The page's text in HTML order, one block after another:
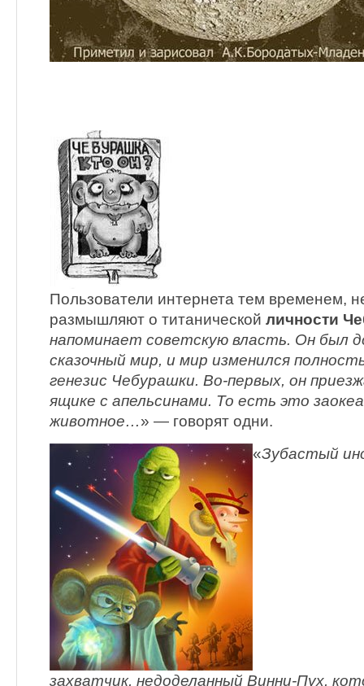
Пользователи интернета тем временем,
размышляют о титанической личности
напоминает советскую власть. Он был
сказочный мир, и мир изменился
генезис Чебурашки. Во-первых, он
ящике с апельсинами. То есть это
животное…» — говорят одни.
«Зубастый
захватчик, недоделанный Винни-Пух,